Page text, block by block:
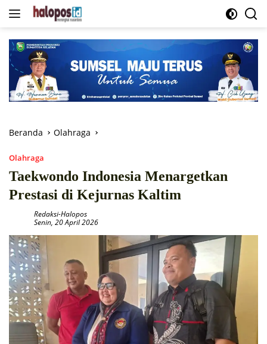
Langsung
Beranda Olahraga
Olahraga
Taekwondo Indonesia Menargetkan
Prestasi di Kejurnas Kaltim
Redaksi-Halopos
Senin, 20 April 2026